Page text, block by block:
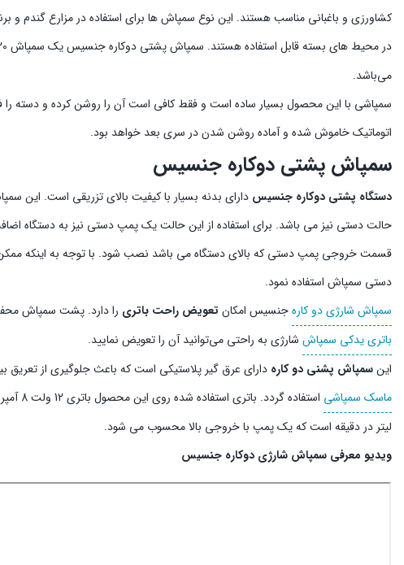
کشاورزی و باغبانی مناسب هستند. این نوع سمپاش ها برای استفاده در مزارع گندم
در محیط های بسته قابل استفاده هستند. سمپاش پشتی دوکاره جنسیس یک سمپاش 20 لیتری با امکان سمپاشی بصورت دستی و شارژی است. این
می‌باشد.
سمپاشی با این محصول بسیار ساده است و فقط کافی است آن را روشن کرده و دسته
اتوماتیک خاموش شده و آماده روشن شدن در سری بعد خواهد بود.
سمپاش پشتی دوکاره جنسیس
دستگاه پشتی دوکاره جنسیس دارای بدنه بسیار با کیفیت بالای تزریقی است. این سمپاش دارای باتری
حالت دستی نیز می باشد. برای استفاده از این حالت یک پمپ دستی نیز به
قسمت خروجی پمپ دستی که بالای دستگاه می باشد نصب شود. با توجه به اینکه
دستی سمپاش استفاده نمود.
سمپاش شارژي دو کارهجنسیس امکان تعویض راحت باتری را دارد. پشت سمپاش
باتری یدکی سمپاش شارژی به راحتی می‌توانید آن را تعویض نمایید.
اینسمپاش پشنی دو کاره دارای عرق گیر پلاستیکی است که باعث جلوگیری از
ماسک سمپاشی
لیتر در دقیقه است که یک پمپ با خروجی بالا محسوب می شود.
ویدیو معرفی سمپاش شارژی دوکاره جنسیس